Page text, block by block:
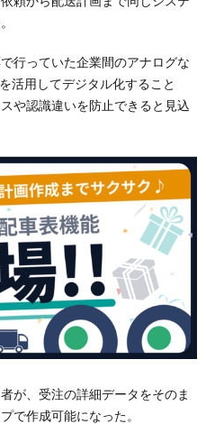
行っていた企業間のアナログな
活用してデジタル化すること
や認識違いを防止できると見込
が、受注の詳細データをそのま
で作成可能になった。